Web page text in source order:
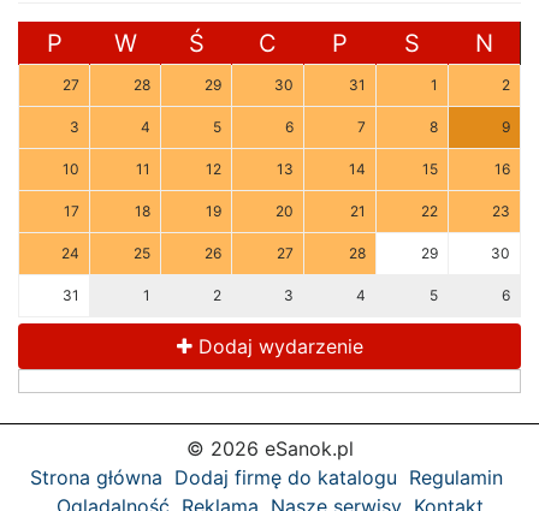
P W Ś C P S N
27 28 29 30 31 1 2
3 4 5 6 7 8 9
10 11 12 13 14 15 16
17 18 19 20 21 22 23
24 25 26 27 28 29 30
31 1 2 3 4 5 6
Dodaj wydarzenie
© 2026 eSanok.pl
Strona główna Dodaj firmę do katalogu Regulamin